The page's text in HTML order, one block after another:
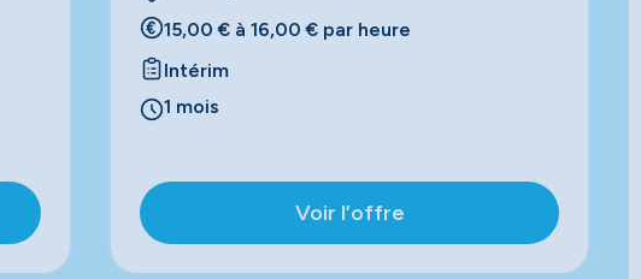
15,00 € à 16,00 € par heure
Intérim
1 mois
Voir l’offre